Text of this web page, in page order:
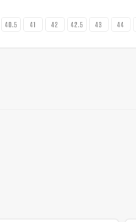
40.5 41 42 42.5 43 44